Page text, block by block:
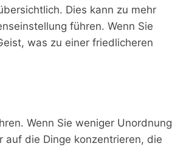
Dies kann zu mehr
führen. Wenn Sie
was zu einer friedlicheren
Wenn Sie weniger Unordnung
auf die Dinge konzentrieren, die